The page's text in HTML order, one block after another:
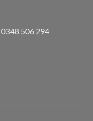
0348 506 294